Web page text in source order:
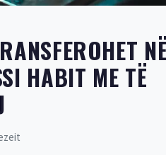
HABIT ME TË